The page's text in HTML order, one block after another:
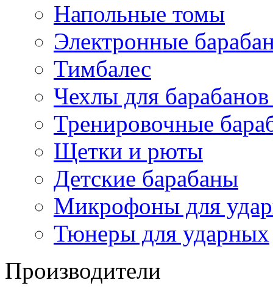
Напольные томы
Электронные
Тимбалес
Чехлы для
Тренировочные
Щетки и рюты
Детские барабаны
Микрофоны для
Тюнеры для ударных
Производители